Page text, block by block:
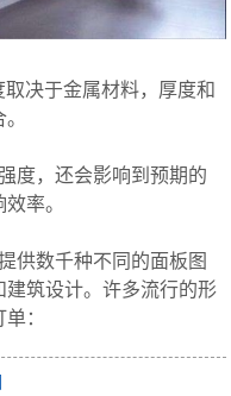
决于金属材料，厚度和
度，还会影响到预期的
率。
供数千种不同的面板图
筑设计。许多流行的形
：